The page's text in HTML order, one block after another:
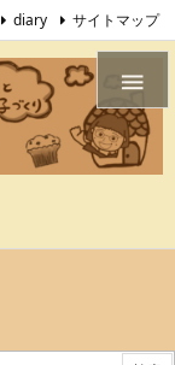

diary サイトマップ